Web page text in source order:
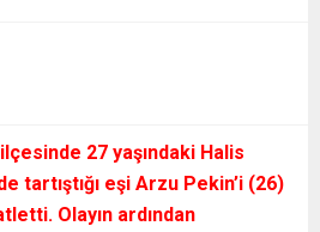
27 yaşındaki Halis
tartıştığı eşi Arzu Pekin’i (26)
Olayın ardından